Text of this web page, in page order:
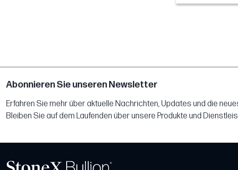
Abonnieren Sie unseren Newsletter
Erfahren Sie mehr über aktuelle Nachrichten, Updates und die
Bleiben Sie auf dem Laufenden über unsere Produkte und